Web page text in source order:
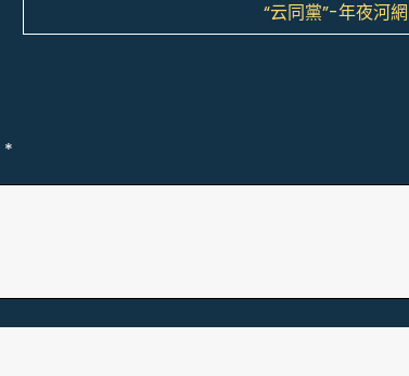
“云同黨”-年夜河網
*